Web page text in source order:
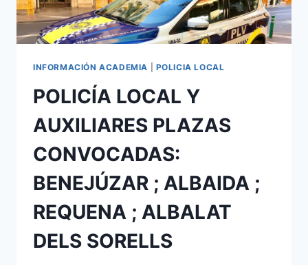
FARNALS
;
BENAGUASIL
L
DE
CRESPINS
INFORMACIÓN ACADEMIA POLICIA LOCAL
POLICÍA LOCAL Y
AUXILIARES PLAZAS
CONVOCADAS:
BENEJÚZAR ; ALBAIDA ;
REQUENA ; ALBALAT
DELS SORELLS